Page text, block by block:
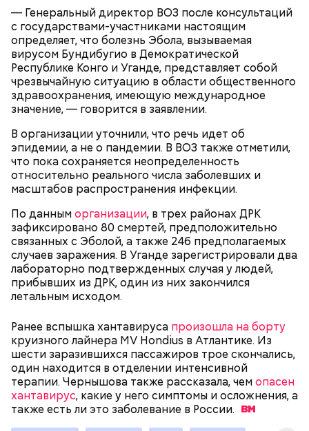
— Генеральный директор ВОЗ после консультаций
с государствами-участниками настоящим
определяет, что болезнь Эбола, вызываемая
вирусом Бундибугио в Демократической
Республике Конго и Уганде, представляет собой
чрезвычайную ситуацию в области общественного
здравоохранения, имеющую международное
значение, — говорится в заявлении.
В организации уточнили, что речь идет об
эпидемии, а не о пандемии. В ВОЗ также отметили,
что пока сохраняется неопределенность
относительно реального числа заболевших и
масштабов распространения инфекции.
По данныморганизации, в трех районах ДРК
зафиксировано 80 смертей, предположительно
связанных с Эболой, а также 246 предполагаемых
случаев заражения. В Уганде зарегистрировали два
лабораторно подтвержденных случая у людей,
прибывших из ДРК, один из них закончился
летальным исходом.
Ранее вспышка хантавируса произошла на борту
круизного лайнера MV Hondius в Атлантике. Из
шести заразившихся пассажиров трое скончались,
один находится в отделении интенсивной
терапии. Чернышова также рассказала, чемопасен
хантавирус, какие у него симптомы и осложнения, а
также есть ли это заболевание в России.
Фото: Shutterstock
Главная особенность острова Сокотра —
драконовые деревья, которые растут только здесь.
Внешне они напоминают большие грибы, а
драконовыми их называют из-за красного цвета
смолы, которую местные жители сравнивают с
кровью дракона. Они же используют ее в
медицинских целях и красят ей ткань и волосы.